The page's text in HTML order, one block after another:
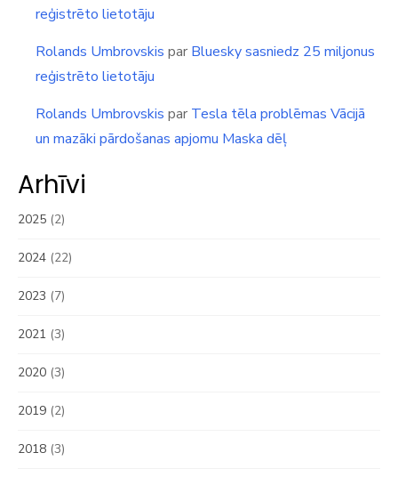
reģistrēto lietotāju
Rolands Umbrovskis par Bluesky sasniedz 25 miljonus
reģistrēto lietotāju
Rolands Umbrovskis par Tesla tēla problēmas Vācijā
un mazāki pārdošanas apjomu Maska dēļ
Arhīvi
2025 (2)
2024 (22)
2023 (7)
2021 (3)
2020 (3)
2019 (2)
2018 (3)